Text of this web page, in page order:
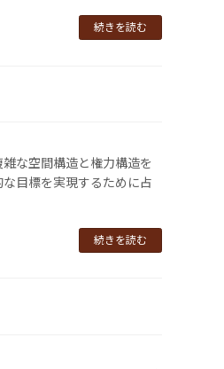
続きを読む
な空間構造と権力構造を
目標を実現するために占
続きを読む